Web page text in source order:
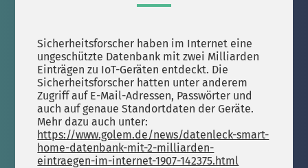
Sicherheitsforscher haben im Internet eine
ungeschützte Datenbank mit zwei Milliarden
Einträgen zu IoT-Geräten entdeckt. Die
Sicherheitsforscher hatten unter anderem
Zugriff auf E-Mail-Adressen, Passwörter und
auch auf genaue Standortdaten der Geräte.
Mehr dazu auch unter:
https://www.golem.de/news/datenleck-smart-
home-datenbank-mit-2-milliarden-
eintraegen-im-internet-1907-142375.html